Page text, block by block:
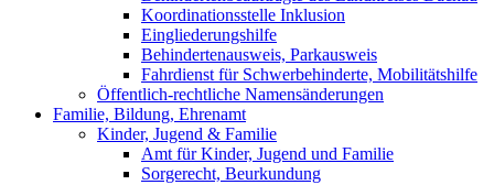
Koordinationsstelle Inklusion
Eingliederungshilfe
Behindertenausweis, Parkausweis
Fahrdienst für Schwerbehinderte, Mobilitätshilfe
Öffentlich-rechtliche Namensänderungen
Familie, Bildung, Ehrenamt
Kinder, Jugend & Familie
Amt für Kinder, Jugend und Familie
Sorgerecht, Beurkundung